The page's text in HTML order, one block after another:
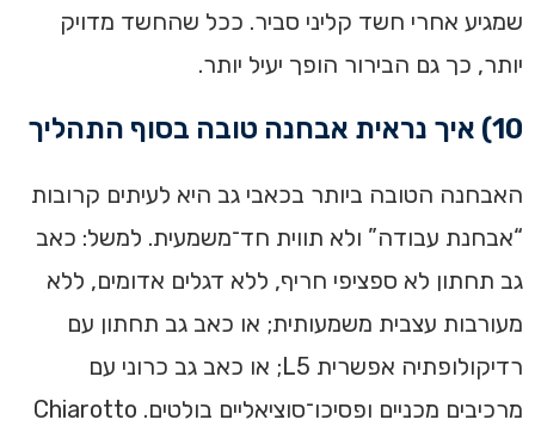
שמגיע אחרי חשד קליני סביר. ככל שהחשד מדויק
יותר, כך גם הבירור הופך יעיל יותר.
10) איך נראית אבחנה טובה בסוף התהליך
האבחנה הטובה ביותר בכאבי גב היא לעיתים קרובות
“אבחנת עבודה” ולא תווית חד־משמעית. למשל: כאב
גב תחתון לא ספציפי חריף, ללא דגלים אדומים, ללא
מעורבות עצבית משמעותית; או כאב גב תחתון עם
רדיקולופתיה אפשרית L5; או כאב גב כרוני עם
מרכיבים מכניים ופסיכו־סוציאליים בולטים. Chiarotto